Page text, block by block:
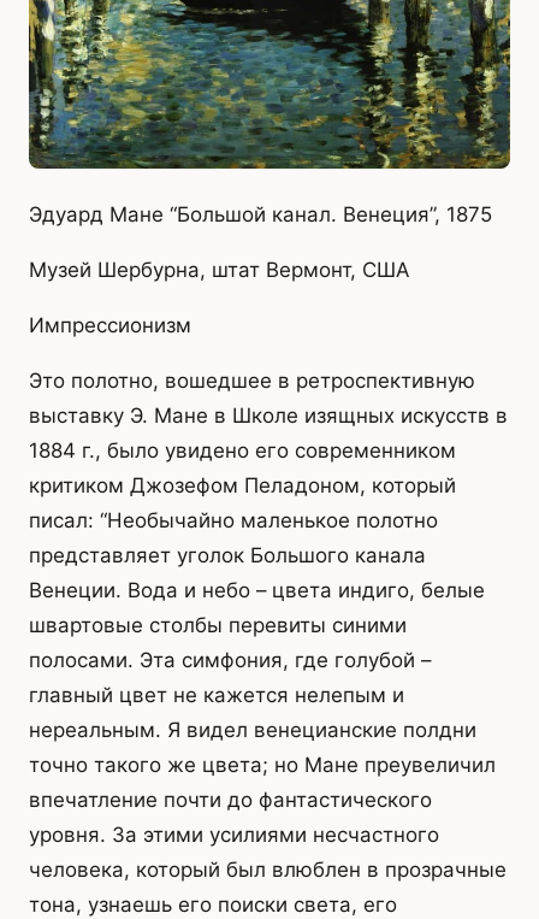
Эдуард Мане “Большой канал. Венеция”, 1875
Музей Шербурна, штат Вермонт, США
Импрессионизм
Это полотно, вошедшее в ретроспективную
выставку Э. Мане в Школе изящных искусств в
1884 г., было увидено его современником
критиком Джозефом Пеладоном, который
писал: “Необычайно маленькое полотно
представляет уголок Большого канала
Венеции. Вода и небо – цвета индиго, белые
швартовые столбы перевиты синими
полосами. Эта симфония, где голубой –
главный цвет не кажется нелепым и
нереальным. Я видел венецианские полдни
точно такого же цвета; но Мане преувеличил
впечатление почти до фантастического
уровня. За этими усилиями несчастного
человека, который был влюблен в прозрачные
тона, узнаешь его поиски света, его